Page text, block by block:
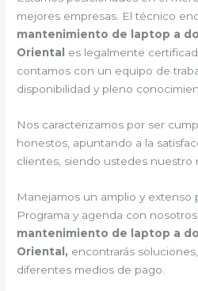
mejores empresas. El técnico
mantenimiento de laptop a
Oriental
es legalmente
contamos con un equipo de
disponibilidad y pleno
Nos caracterizamos por ser
honestos, apuntando a la
clientes, siendo ustedes nuestro
Manejamos un amplio y extenso
Programa y agenda con
mantenimiento de laptop a
Oriental, encontrarás
diferentes medios de pago.